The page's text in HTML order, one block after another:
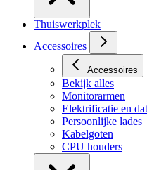
Thuiswerkplek
Accessoires
Accessoires
Bekijk alles
Monitorarmen
Elektrificatie en
Persoonlijke lades
Kabelgoten
CPU houders